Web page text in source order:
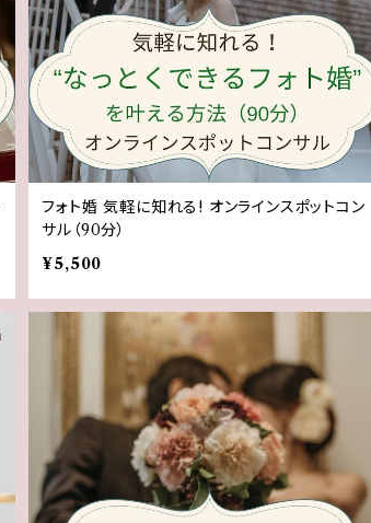
フォト婚 気軽に知れる! オンラインスポットコン
サル（90分）
¥5,500